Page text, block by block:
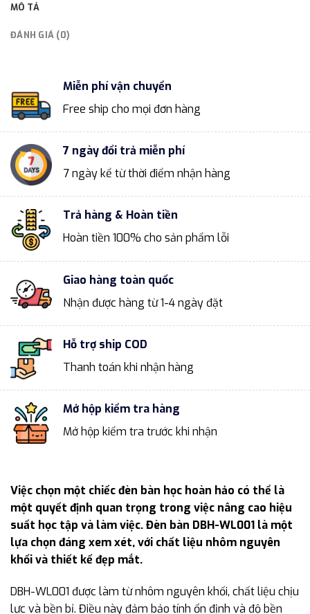
MÔ TẢ
ĐÁNH GIÁ (0)
Miễn phí vận chuyển
Free ship cho mọi đơn hàng
7 ngày đổi trả miễn phí
7 ngày kể từ thời điểm nhận hàng
Trả hàng & Hoàn tiền
Hoàn tiền 100% cho sản phẩm lỗi
Giao hàng toàn quốc
Nhận được hàng từ 1-4 ngày đặt
Hỗ trợ ship COD
Thanh toán khi nhận hàng
Mở hộp kiểm tra hàng
Mở hộp kiểm tra trước khi nhận
Việc chọn một chiếc đèn bàn học hoàn hảo có thể là
một quyết định quan trọng trong việc nâng cao hiệu
suất học tập và làm việc. Đèn bàn DBH-WL001 là một
lựa chọn đáng xem xét, với chất liệu nhôm nguyên
khối và thiết kế đẹp mắt.
DBH-WL001 được làm từ nhôm nguyên khối, chất liệu chịu
lực và bền bỉ. Điều này đảm bảo tính ổn định và độ bền